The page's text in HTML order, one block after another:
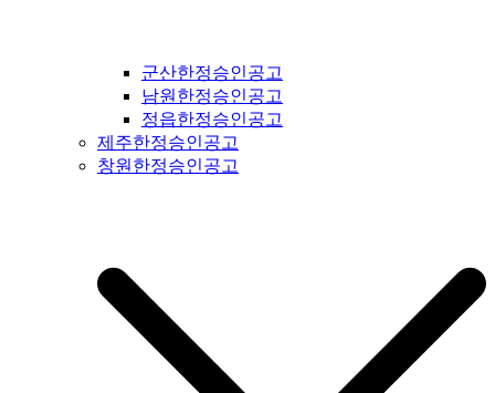
군산한정승인공고
남원한정승인공고
정읍한정승인공고
제주한정승인공고
창원한정승인공고